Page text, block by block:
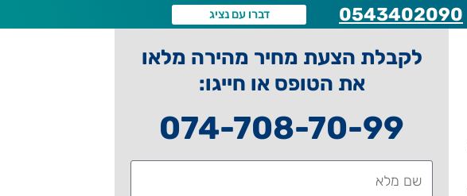
0543402090 דברו עם נציג
לקבלת הצעת מחיר מהירה מלאו
את הטופס או חייגו:
074-708-70-99